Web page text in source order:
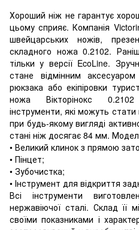
Хороший ніж не гарантує
цьому сприяє. Компанія
швейцарських ножів,
складного ножа 0.2102.
тільки у версії EcoLine.
стане відмінним
рюкзака або екіпіровки
ножа Вікторінокс 0.2102
інструменти, які можуть стати
при будь-якому вигляді
стані ніж досягає 84 мм.
• Великий клинок з прямою
• Пінцет;
• Зубочистка;
• Інструмент для відкриття
Всі інструменти
нержавіючої сталі. Склад її
своїми показниками і